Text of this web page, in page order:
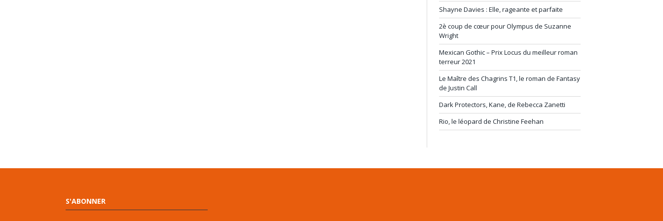
Shayne Davies : Elle, rageante et parfaite
2è coup de cœur pour Olympus de Suzanne
Wright
Mexican Gothic – Prix Locus du meilleur roman
terreur 2021
Le Maître des Chagrins T1, le roman de Fantasy
de Justin Call
Dark Protectors, Kane, de Rebecca Zanetti
Rio, le léopard de Christine Feehan
S'ABONNER